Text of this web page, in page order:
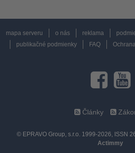
mapa serveru o nás reklama
publikačné podmienky
FAQ
Články
© EPRAVO Group, s.r.o. 1999-2026, ISSN
Actimmy